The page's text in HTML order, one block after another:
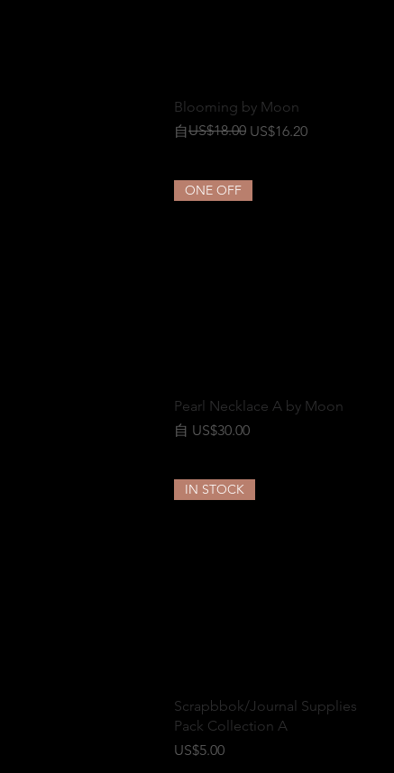
快速瀏覽
Blooming by Moon
自
一般價格
US$18.00 US$16.20
促銷價格
快速瀏覽
ONE OFF
Pearl Necklace A by Moon
自 US$30.00
促銷價格
快速瀏覽
IN STOCK
Scrapbbok/Journal Supplies
Pack Collection A
價格
US$5.00